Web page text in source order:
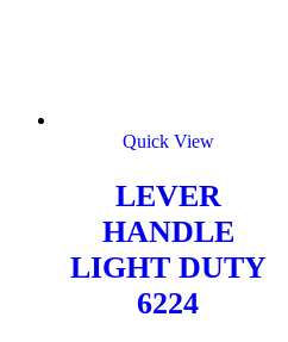
Quick View
LEVER
HANDLE
LIGHT DUTY
6224